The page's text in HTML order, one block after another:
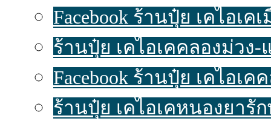
Facebook ร้านปุ๋ย เคไอเ
ร้านปุ๋ย เคไอเคคลองม่วง
Facebook ร้านปุ๋ย เคไอเ
ร้านปุ๋ย เคไอเคหนองยารั